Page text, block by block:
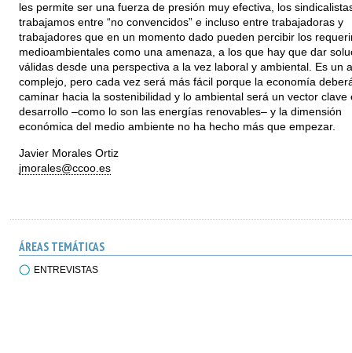
les permite ser una fuerza de presión muy efectiva, los
trabajamos entre “no convencidos” e incluso entre trabajadoras y
trabajadores que en un momento dado pueden percibir los
medioambientales como una amenaza, a los que hay que dar
válidas desde una perspectiva a la vez laboral y ambiental. Es un
complejo, pero cada vez será más fácil porque la economía
caminar hacia la sostenibilidad y lo ambiental será un vector clave
desarrollo –como lo son las energías renovables– y la dimensión
económica del medio ambiente no ha hecho más que empezar.
Javier Morales Ortiz
jmorales@ccoo.es
ÁREAS TEMÁTICAS
ENTREVISTAS